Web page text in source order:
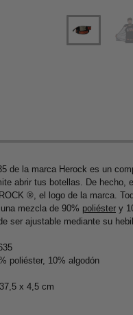
de la marca Herock es un
abrir tus botellas. De hecho,
®, el logo de la marca.
mezcla de 90% poliéster y
ser ajustable mediante su
poliéster, 10% algodón
x 4,5 cm